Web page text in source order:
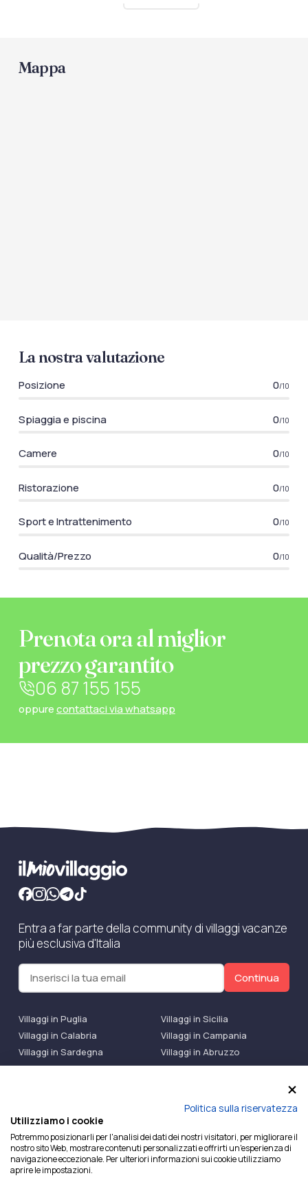
Mappa
La nostra valutazione
Posizione 0/10
Spiaggia e piscina 0/10
Camere 0/10
Ristorazione 0/10
Sport e Intrattenimento 0/10
Qualità/Prezzo 0/10
Prenota ora al miglior
prezzo garantito
06 87 155 155
oppurecontattaci via whatsapp
Entra a far parte della community di villaggi vacanze
più esclusiva d'Italia
Continua
Villaggi in Puglia
Villaggi in Sicilia
Villaggi in Calabria
Villaggi in Campania
Villaggi in Sardegna
Villaggi in Abruzzo
Villaggi Bluserena
Villaggi TH Resort
Ilmiovillaggio è un marchio di Ekiwi S.r.l.
Licenza Agenzia Viaggi e Turismo n° 2015/0133251 del
26/02/2015 e coperta da RC per Agenzia di Viaggi n°
OX00081147 REVO Specialty LiabilityXTravel Agencies.
Politica sulla riservatezza
Utilizziamo i cookie
Potremmo posizionarli per l'analisi dei dati dei nostri visitatori, per migliorare il
nostro sito Web, mostrare contenuti personalizzati e offrirti un'esperienza di
navigazione eccezionale. Per ulteriori informazioni sui cookie utilizziamo
aprire le impostazioni.